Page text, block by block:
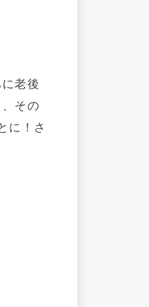
老後
その
に！さ